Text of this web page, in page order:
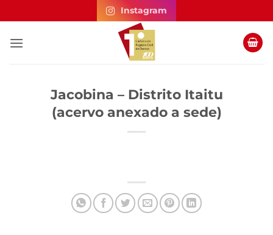
to
content
Instagram
Jacobina – Distrito Itaitu
(acervo anexado a sede)